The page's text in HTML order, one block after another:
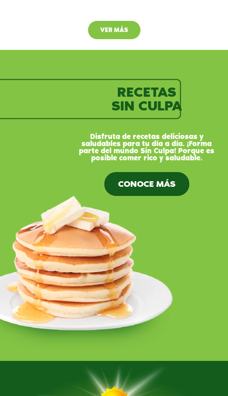
VER MÁS
RECETAS
SIN CULPA
Disfruta de recetas deliciosas y
saludables para tu día a día. ¡Forma
parte del mundo Sin Culpa! Porque es
posible comer rico y saludable.
CONOCE MÁS